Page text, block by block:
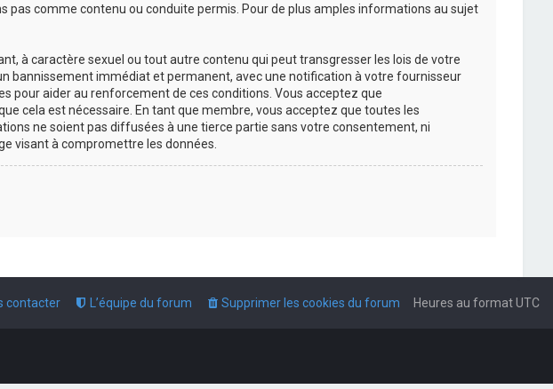
pas comme contenu ou conduite permis. Pour de plus amples informations au sujet
à caractère sexuel ou tout autre contenu qui peut transgresser les lois de votre
bannissement immédiat et permanent, avec une notification à votre fournisseur
pour aider au renforcement de ces conditions. Vous acceptez que
cela est nécessaire. En tant que membre, vous acceptez que toutes les
ne soient pas diffusées à une tierce partie sans votre consentement, ni
visant à compromettre les données.
Heures au formatUTC
Supprimer les cookies du forum
L’équipe du forum
contacter